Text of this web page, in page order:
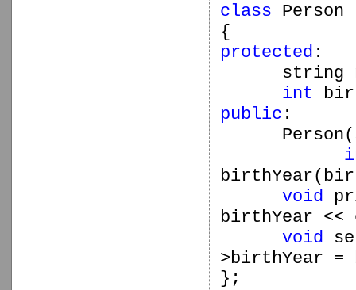
class Person
{
protected :
string
int
public :
void
birthYear
void
>birthYear
};